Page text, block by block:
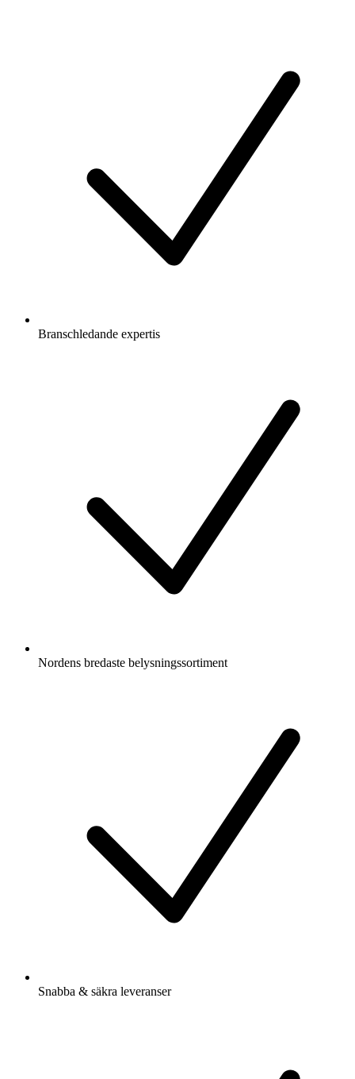
Branschledande expertis
Nordens bredaste belysningssortiment
Snabba & säkra leveranser